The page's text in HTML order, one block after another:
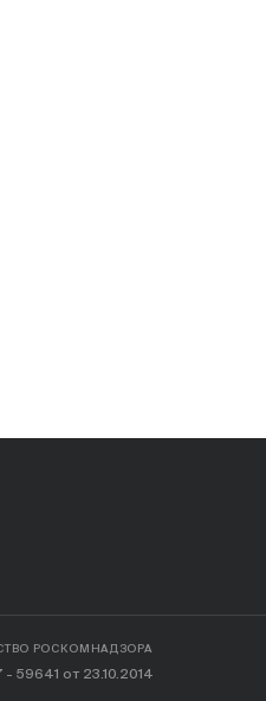
РОСКОМНАДЗОРА
59641 от 23.10.2014